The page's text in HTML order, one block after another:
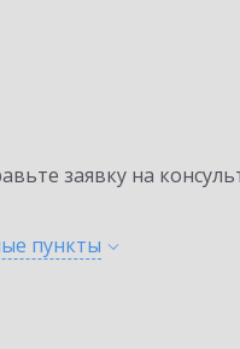
заявку на
пункты